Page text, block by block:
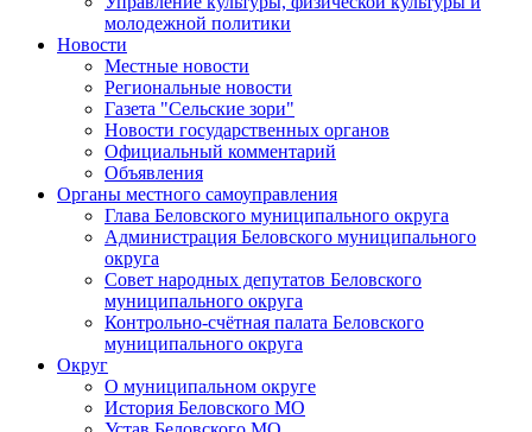
молодежной политики
Новости
Местные новости
Региональные новости
Газета "Сельские зори"
Новости государственных органов
Официальный комментарий
Объявления
Органы местного самоуправления
Глава Беловского муниципального округа
Администрация Беловского муниципального
округа
Совет народных депутатов Беловского
муниципального округа
Контрольно-счётная палата Беловского
муниципального округа
Округ
О муниципальном округе
История Беловского МО